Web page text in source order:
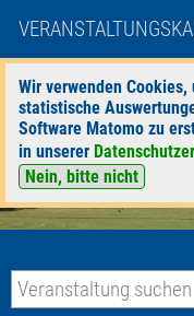
Wir verwenden
statistische
Software Matomo zu
in unserer
Nein, bitte nicht